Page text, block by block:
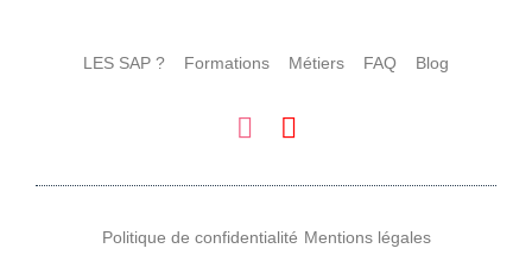
LES SAP ? Formations Métiers FAQ Blog
Politique de confidentialité Mentions légales